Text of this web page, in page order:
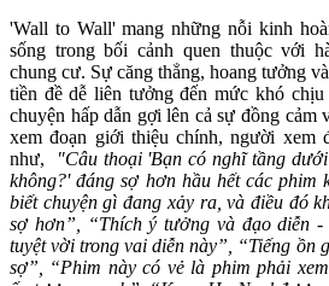
'Wall to Wall' mang những nỗi kinh
sống trong bối cảnh quen thuộc với
chung cư. Sự căng thẳng, hoang tưởng
tiền đề dễ liên tưởng đến mức khó chịu
chuyện hấp dẫn gợi lên cả sự đồng cảm
xem đoạn giới thiệu chính, người xem
như,
"Câu thoại 'Bạn có nghĩ tầng
không?' đáng sợ hơn hầu hết các phim
biết chuyện gì đang xảy ra, và điều đó
sợ hơn”, “Thích ý tưởng và đạo diễn
tuyệt vời trong vai diễn này”, “Tiếng ồn
sợ”, “Phim này có vẻ là phim phải